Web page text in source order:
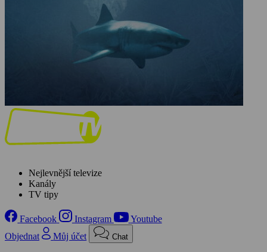
Nejlevnější televize
Kanály
TV tipy
Facebook Instagram
Youtube
Objednat
Můj účet Chat